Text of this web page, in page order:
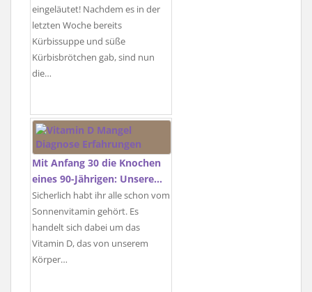
eingeläutet! Nachdem es in der
letzten Woche bereits
Kürbissuppe und süße
Kürbisbrötchen gab, sind nun
die…
Mit Anfang 30 die Knochen
eines 90-Jährigen: Unsere…
Sicherlich habt ihr alle schon vom
Sonnenvitamin gehört. Es
handelt sich dabei um das
Vitamin D, das von unserem
Körper…